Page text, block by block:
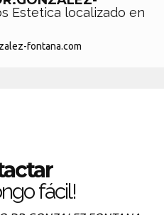
Estetica localizado en
fontana.com
fácil!